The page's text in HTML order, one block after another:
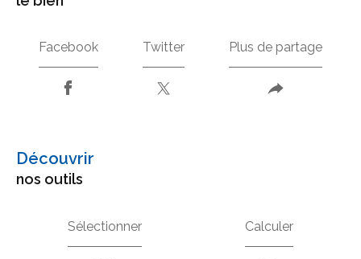
Facebook Twitter Plus de partage
découvrir
nos outils
Sélectionner Calculer